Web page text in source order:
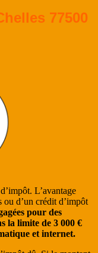
77500
L’avantage
d’un crédit d’impôt
pour des
la limite de 3 000 €
et internet.